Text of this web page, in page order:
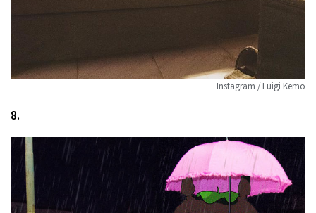
Instagram / Luigi Kemo
8.